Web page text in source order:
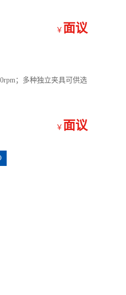
￥ 面议
；多种独立夹具可供选
￥ 面议